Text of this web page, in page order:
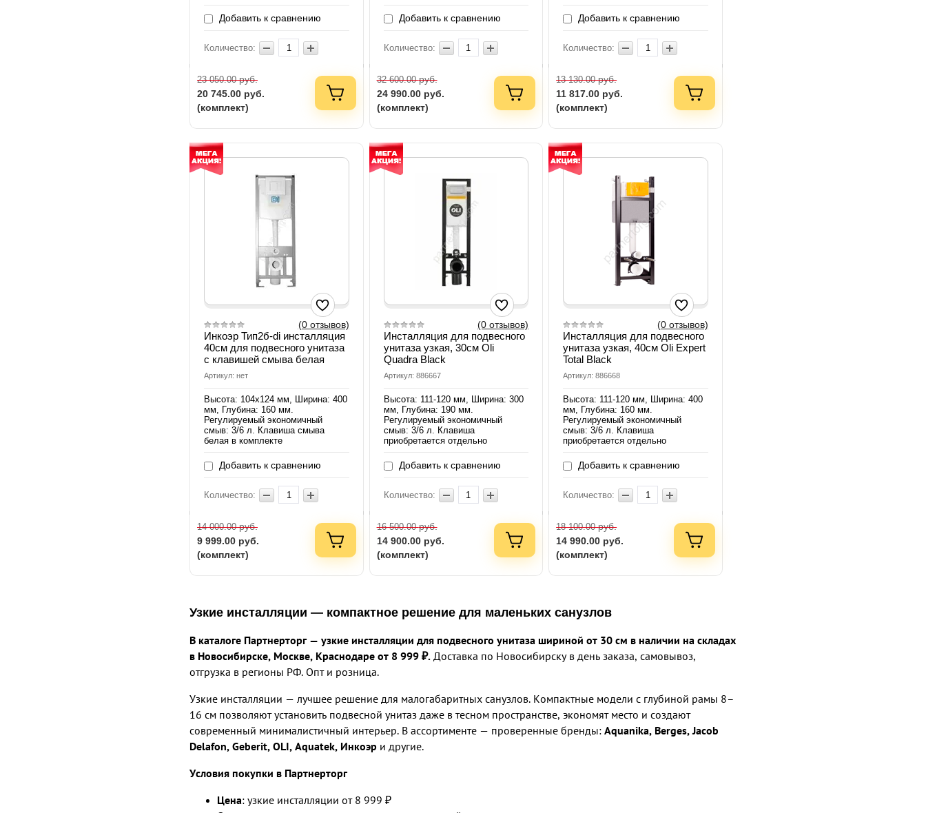
Добавить к сравнению
Количество:
23 050.00руб.
20 745.00 руб.
(комплект)
Добавить к сравнению
Количество:
32 600.00руб.
24 990.00 руб.
(комплект)
Добавить к сравнению
Количество:
13 130.00руб.
11 817.00 руб.
(комплект)
(0 отзывов)
Инкоэр Тип2б-di инсталляция
40см для подвесного унитаза
с клавишей смыва белая
Артикул: нет
Высота: 104х124 мм, Ширина: 400
мм, Глубина: 160 мм.
Регулируемый экономичный
смыв: 3/6 л. Клавиша смыва
белая в комплекте
Добавить к сравнению
Количество:
14 000.00руб.
9 999.00 руб.
(комплект)
(0 отзывов)
Инсталляция для подвесного
унитаза узкая, 30см Oli
Quadra Black
Артикул: 886667
Высота: 111-120 мм, Ширина: 300
мм, Глубина: 190 мм.
Регулируемый экономичный
смыв: 3/6 л. Клавиша
приобретается отдельно
Добавить к сравнению
Количество:
16 500.00руб.
14 900.00 руб.
(комплект)
(0 отзывов)
Инсталляция для подвесного
унитаза узкая, 40см Oli Expert
Total Black
Артикул: 886668
Высота: 111-120 мм, Ширина: 400
мм, Глубина: 160 мм.
Регулируемый экономичный
смыв: 3/6 л. Клавиша
приобретается отдельно
Добавить к сравнению
Количество:
18 100.00руб.
14 990.00 руб.
(комплект)
Узкие инсталляции — компактное решение для маленьких санузлов
В каталоге Партнерторг — узкие инсталляции для подвесного унитаза шириной от 30 см в наличии на складах
в Новосибирске, Москве, Краснодаре от 8 999 ₽. Доставка по Новосибирску в день заказа, самовывоз,
отгрузка в регионы РФ. Опт и розница.
Узкие инсталляции — лучшее решение для малогабаритных санузлов. Компактные модели с глубиной рамы 8–
16 см позволяют установить подвесной унитаз даже в тесном пространстве, экономят место и создают
современный минималистичный интерьер. В ассортименте — проверенные бренды: Aquanika, Berges, Jacob
Delafon, Geberit, OLI, Aquatek, Инкоэр и другие.
Условия покупки в Партнерторг
Цена: узкие инсталляции от 8 999 ₽